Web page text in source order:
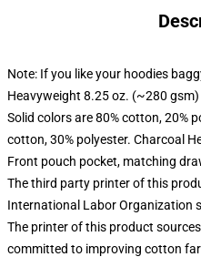
Note: If you like your hoodies
Heavyweight 8.25 oz. (~280
Solid colors are 80% cotton, 20%
cotton, 30% polyester. Charcoal
Front pouch pocket, matching
The third party printer of this
International Labor Organization
The printer of this product
committed to improving cotton